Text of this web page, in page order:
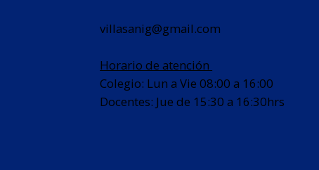
villasanig@gmail.com
Horario de atención
Colegio: Lun a Vie 08:00 a 16:00
Docentes: Jue de 15:30 a 16:30hrs